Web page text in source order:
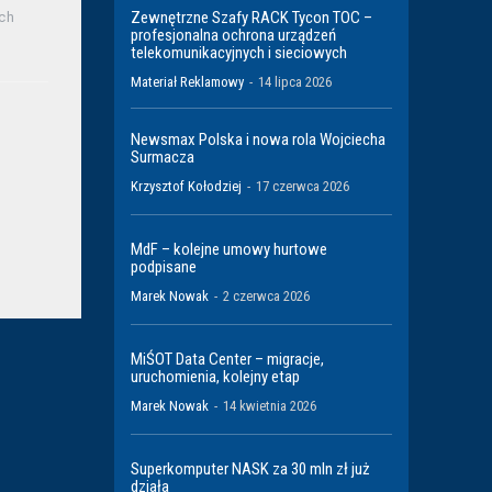
Zewnętrzne Szafy RACK Tycon TOC –
profesjonalna ochrona urządzeń
telekomunikacyjnych i sieciowych
Materiał Reklamowy - 14 lipca 2026
Newsmax Polska i nowa rola Wojciecha
Surmacza
Krzysztof Kołodziej - 17 czerwca 2026
MdF – kolejne umowy hurtowe
podpisane
Marek Nowak - 2 czerwca 2026
MiŚOT Data Center – migracje,
uruchomienia, kolejny etap
Marek Nowak - 14 kwietnia 2026
Superkomputer NASK za 30 mln zł już
działa